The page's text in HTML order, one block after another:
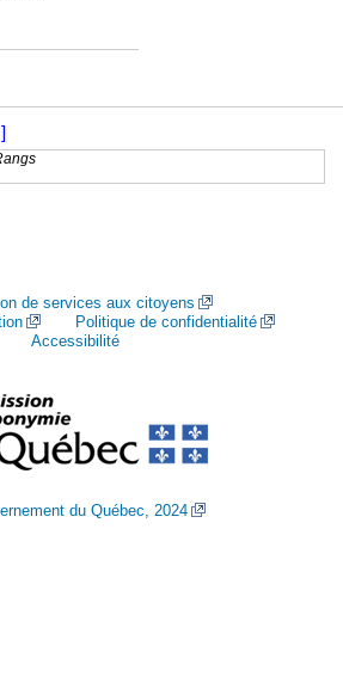
de services aux citoyens
Politique de confidentialité
Accessibilité
du Québec, 2024